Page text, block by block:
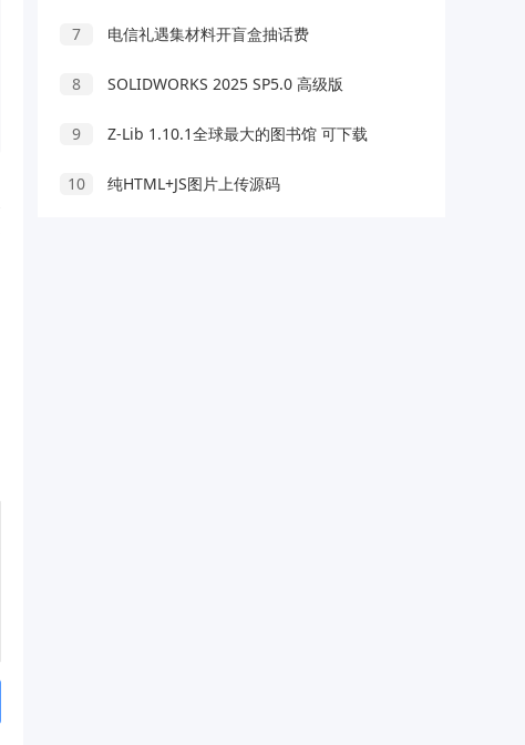
7 电信礼遇集材料开盲盒抽话费
8 SOLIDWORKS 2025 SP5.0 高级版
9 Z-Lib 1.10.1全球最大的图书馆 可下载
10 纯HTML+JS图片上传源码